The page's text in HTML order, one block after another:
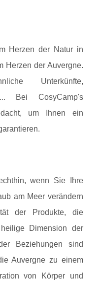
Herzen der Natur in
Herzen der Auvergne.
Unterkünfte,
Bei CosyCamp's
um Ihnen ein
wenn Sie Ihre
am Meer verändern
der Produkte, die
Dimension der
Beziehungen sind
Auvergne zu einem
von Körper und